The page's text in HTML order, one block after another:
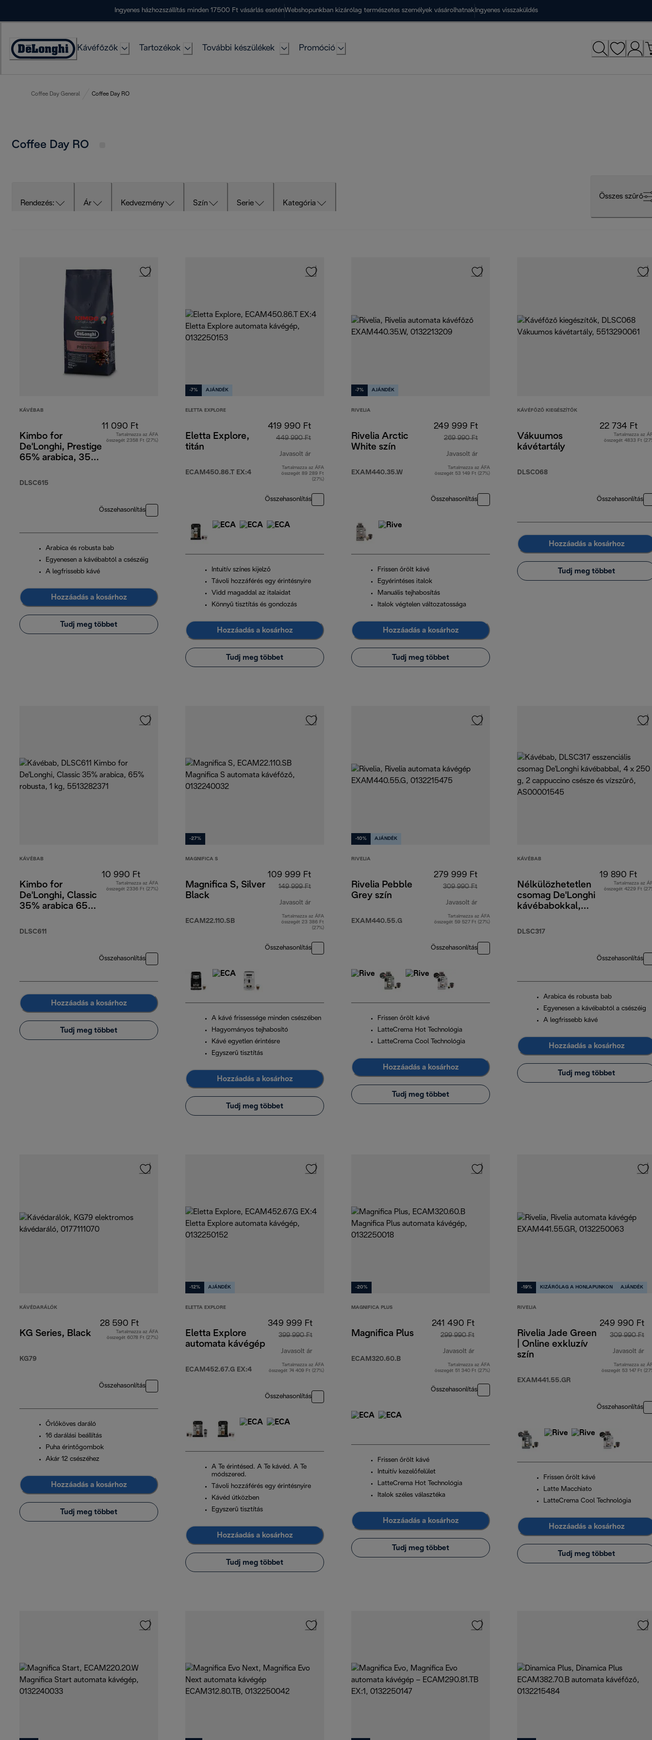
Ingyenes házhozszállítás minden 17500 Ft vásárlás eseténWebshopunkban kizárólag természetes személyek vásárolhatnak Ingyenes visszaküldés
Accessibility
Kávéfőzők Tartozékok További készülékek Promóció
Coffee Day General Coffee Day RO
Coffee Day RO
Rendezés: Ár Kedvezmény Szín Serie Kategória
Összes szűrő
KÁVÉBAB
Kimbo for
De'Longhi, Prestige
65% arabica, 35%
DLSC615
11 090 Ft
Tartalmazza az ÁFA
összegét 2358 Ft (27%)
Összehasonlítás
Arabica és robusta bab
Egyenesen a kávébabtól a csészéig
A legfrissebb kávé
Hozzáadás a kosárhoz
Tudj meg többet
-7% AJÁNDÉK
ELETTA EXPLORE
Eletta Explore,
titán
ECAM450.86.T EX:4
419 990 Ft
449 990 Ft
Javasolt ár
eredeti ár 449 990 Ft
Tartalmazza az ÁFA
összegét 89 289 Ft
(27%)
Összehasonlítás
Intuitív színes kijelző
Távoli hozzáférés egy érintésnyire
Vidd magaddal az italaidat
Könnyű tisztítás és gondozás
Hozzáadás a kosárhoz
Tudj meg többet
-7% AJÁNDÉK
RIVELIA
Rivelia Arctic
White szín
EXAM440.35.W
249 999 Ft
269 990 Ft
Javasolt ár
eredeti ár 269 990 Ft
Tartalmazza az ÁFA
összegét 53 149 Ft (27%)
Összehasonlítás
Frissen őrölt kávé
Egyérintéses italok
Manuális tejhabosítás
Italok végtelen változatossága
Hozzáadás a kosárhoz
Tudj meg többet
KÁVÉFŐZŐ KIEGÉSZÍTŐK
Vákuumos
kávétartály
DLSC068
22 734 Ft
Tartalmazza az
összegét 4833 Ft
Összehasonlítás
Hozzáadás a kosárhoz
Tudj meg többet
KÁVÉBAB
Kimbo for
De'Longhi, Classic
35% arabica 65%
DLSC611
10 990 Ft
Tartalmazza az ÁFA
összegét 2336 Ft (27%)
Összehasonlítás
Hozzáadás a kosárhoz
Tudj meg többet
-27%
MAGNIFICA S
Magnifica S, Silver
Black
ECAM22.110.SB
109 999 Ft
149 999 Ft
Javasolt ár
eredeti ár 149 999 Ft
Tartalmazza az ÁFA
összegét 23 386 Ft
(27%)
Összehasonlítás
A kávé frissessége minden csészében
Hagyományos tejhabosító
Kávé egyetlen érintésre
Egyszerű tisztítás
Hozzáadás a kosárhoz
Tudj meg többet
-10% AJÁNDÉK
RIVELIA
Rivelia Pebble
Grey szín
EXAM440.55.G
279 999 Ft
309 990 Ft
Javasolt ár
eredeti ár 309 990 Ft
Tartalmazza az ÁFA
összegét 59 527 Ft (27%)
Összehasonlítás
Frissen őrölt kávé
LatteCrema Hot Technológia
LatteCrema Cool Technológia
Hozzáadás a kosárhoz
Tudj meg többet
KÁVÉBAB
Nélkülözhetetlen
csomag De'Longhi
kávébabokkal,
Cappuccino pohár
DLSC317
19 890 Ft
Tartalmazza az
összegét 4229 Ft
Összehasonlítás
Arabica és robusta bab
Egyenesen a kávébabtól a csészéig
A legfrissebb kávé
Hozzáadás a kosárhoz
Tudj meg többet
KÁVÉDARÁLÓK
KG Series, Black
KG79
28 590 Ft
Tartalmazza az ÁFA
összegét 6078 Ft (27%)
Összehasonlítás
Őrlőköves daráló
16 darálási beállítás
Puha érintőgombok
Akár 12 csészéhez
Hozzáadás a kosárhoz
Tudj meg többet
-12% AJÁNDÉK
ELETTA EXPLORE
Eletta Explore
automata kávégép
ECAM452.67.G EX:4
349 999 Ft
399 990 Ft
Javasolt ár
eredeti ár 399 990 Ft
Tartalmazza az ÁFA
összegét 74 409 Ft (27%)
Összehasonlítás
A Te érintésed. A Te kávéd. A Te
módszered.
Távoli hozzáférés egy érintésnyire
Kávéd útközben
Egyszerű tisztítás
Hozzáadás a kosárhoz
Tudj meg többet
-20%
MAGNIFICA PLUS
Magnifica Plus
ECAM320.60.B
241 490 Ft
299 990 Ft
Javasolt ár
eredeti ár 299 990 Ft
Tartalmazza az ÁFA
összegét 51 340 Ft (27%)
Összehasonlítás
Frissen őrölt kávé
Intuitív kezelőfelület
LatteCrema Hot Technológia
Italok széles választéka
Hozzáadás a kosárhoz
Tudj meg többet
-19% KIZÁRÓLAG A HONLAPUNKON AJÁNDÉK
RIVELIA
Rivelia Jade Green
| Online exkluzív
szín
EXAM441.55.GR
249 990 Ft
309 990 Ft
Javasolt ár
Tartalmazza az
összegét 53 147 Ft
Összehasonlítás
Frissen őrölt kávé
Latte Macchiato
LatteCrema Cool Technológia
Hozzáadás a kosárhoz
Tudj meg többet